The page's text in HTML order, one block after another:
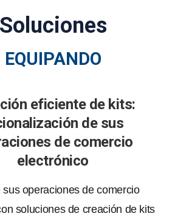
Soluciones
EQUIPANDO
eficiente de kits:
de sus
de comercio
electrónico
sus operaciones de comercio
soluciones de creación de kits